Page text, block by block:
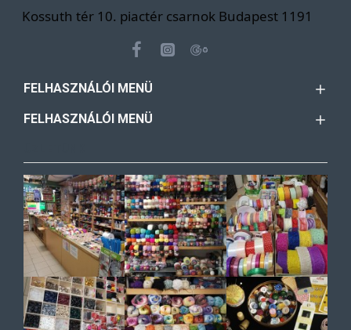
Kossuth tér 10. piactér csarnok Budapest 1191
FELHASZNÁLÓI MENÜ
FELHASZNÁLÓI MENÜ